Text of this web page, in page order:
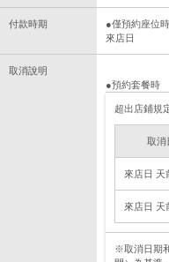
付款時期
●僅預約座位時
來店日
取消說明
●預約套餐時
超出店鋪規
取消
來店日 天
來店日 天
※取消日期